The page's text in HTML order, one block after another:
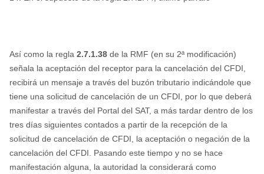
Así como la regla 2.7.1.38 de la RMF (en su 2ª modificación)
señala la aceptación del receptor para la cancelación del CFDI,
recibirá un mensaje a través del buzón tributario indicándole que
tiene una solicitud de cancelación de un CFDI, por lo que deberá
manifestar a través del Portal del SAT, a más tardar dentro de los
tres días siguientes contados a partir de la recepción de la
solicitud de cancelación de CFDI, la aceptación o negación de la
cancelación del CFDI. Pasando este tiempo y no se hace
manifestación alguna, la autoridad la considerará como